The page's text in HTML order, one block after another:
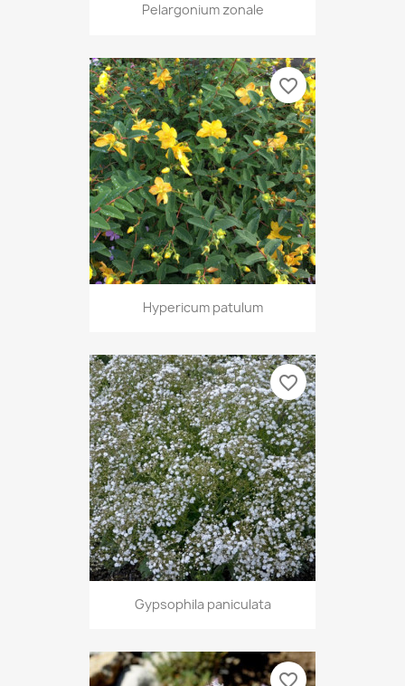
Pelargonium zonale
Hypericum patulum
favorite_border
Gypsophila paniculata
favorite_border
favorite_border